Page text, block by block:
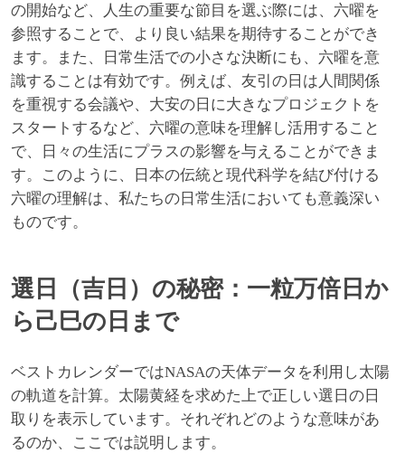
の開始など、人生の重要な節目を選ぶ際には、六曜を
参照することで、より良い結果を期待することができ
ます。また、日常生活での小さな決断にも、六曜を意
識することは有効です。例えば、友引の日は人間関係
を重視する会議や、大安の日に大きなプロジェクトを
スタートするなど、六曜の意味を理解し活用すること
で、日々の生活にプラスの影響を与えることができま
す。このように、日本の伝統と現代科学を結び付ける
六曜の理解は、私たちの日常生活においても意義深い
ものです。
選日（吉日）の秘密：一粒万倍日か
ら己巳の日まで
ベストカレンダーではNASAの天体データを利用し太陽
の軌道を計算。太陽黄経を求めた上で正しい選日の日
取りを表示しています。それぞれどのような意味があ
るのか、ここでは説明します。